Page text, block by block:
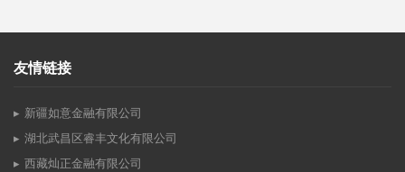
友情链接
新疆如意金融有限公司
湖北武昌区睿丰文化有限公司
西藏灿正金融有限公司